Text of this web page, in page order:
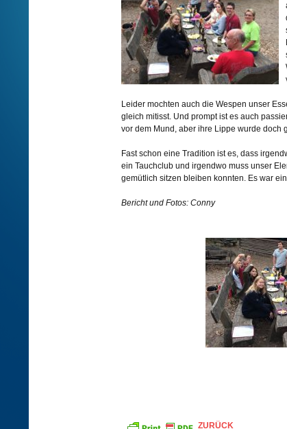
Leider mochten auch die Wespen unser
gleich mitisst. Und prompt ist es auch
vor dem Mund, aber ihre Lippe wurde doch
Fast schon eine Tradition ist es, dass
ein Tauchclub und irgendwo muss unser
gemütlich sitzen bleiben konnten. Es war
Bericht und Fotos: Conny
ZURÜCK